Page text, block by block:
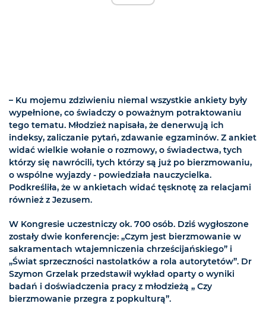
– Ku mojemu zdziwieniu niemal wszystkie ankiety były
wypełnione, co świadczy o poważnym potraktowaniu
tego tematu. Młodzież napisała, że denerwują ich
indeksy, zaliczanie pytań, zdawanie egzaminów. Z ankiet
widać wielkie wołanie o rozmowy, o świadectwa, tych
którzy się nawrócili, tych którzy są już po bierzmowaniu,
o wspólne wyjazdy - powiedziała nauczycielka.
Podkreśliła, że w ankietach widać tęsknotę za relacjami
również z Jezusem.
W Kongresie uczestniczy ok. 700 osób. Dziś wygłoszone
zostały dwie konferencje: „Czym jest bierzmowanie w
sakramentach wtajemniczenia chrześcijańskiego” i
„Świat sprzeczności nastolatków a rola autorytetów”. Dr
Szymon Grzelak przedstawił wykład oparty o wyniki
badań i doświadczenia pracy z młodzieżą „ Czy
bierzmowanie przegra z popkulturą”.